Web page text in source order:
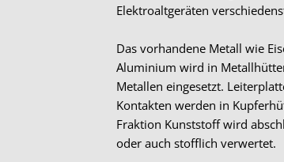
Elektroaltgeräten
Das vorhandene Metall wie
Aluminium wird in
Metallen eingesetzt.
Kontakten werden in
Fraktion Kunststoff wird
oder auch stofflich verwertet.